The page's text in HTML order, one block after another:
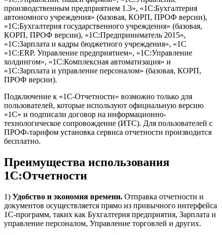
производственным предприятием 1.3», «1С:Бухгалтерия
автономного учреждения» (базовая, КОРП, ПРОФ версии),
«1С:Бухгалтерия государственного учреждения» (базовая,
КОРП, ПРОФ версии), «1С:Предприниматель 2015»,
«1С:Зарплата и кадры бюджетного учреждения», «1С
«1С:ERP. Управление предприятием», «1С:Управление
холдингом», «1С:Комплексная автоматизация» и
«1С:Зарплата и управление персоналом» (базовая, КОРП,
ПРОФ версии).
Подключение к «1С-Отчетности» возможно только для
пользователей, которые используют официальную версию
«1С» и подписали договор на информационно-
технологическое сопровождение (ИТС). Для пользователей с
ПРОФ-тарифом установка сервиса отчетности производится
бесплатно.
Преимущества использования
1С:Отчетности
1) Удобство и экономия времени. Отправка отчетности и
документов осуществляется прямо из привычного интерфейса
1С-программ, таких как Бухгалтерия предприятия, Зарплата и
управление персоналом, Управление торговлей и других.